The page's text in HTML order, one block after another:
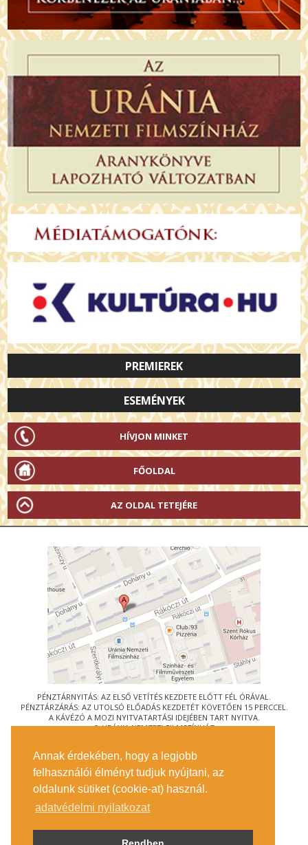
Annak érdekében, hogy a legjobb
felhasználói élményt tudjuk nyújtani, az
oldalunk sütiket (cookie-at) használ.
adatvédelmi nyilatkozat
PREMIEREK
ESEMÉNYEK
HÍVJON MINKET
FŐOLDAL
AZ OLDAL TETEJÉRE
PÉNZTÁRNYITÁS: AZ ELSŐ VETÍTÉS KEZDETE ELŐTT FÉL ÓRÁVAL.
PÉNZTÁRZÁRÁS: AZ UTOLSÓ ELŐADÁS KEZDETÉT KÖVETŐEN 15 PERCCEL.
A KÁVÉZÓ A MOZI NYITVATARTÁSI IDEJÉBEN TART NYITVA.
© URÁNIA NEMZETI FILMSZÍNHÁZ
1088 BUDAPEST, RÁKÓCZI ÚT 21.
MEGKÖZELÍTÉS
JEGYINFORMÁCIÓ
ÍRJON NEKÜNK!
KÖZÉRDEKŰ ADATOK